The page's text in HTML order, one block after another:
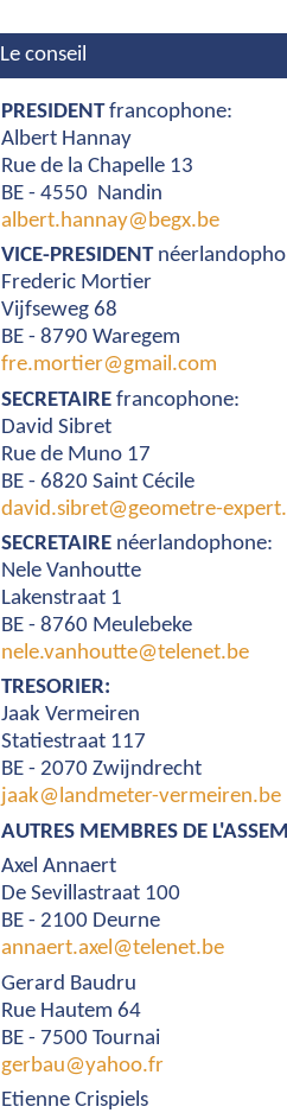
Le conseil
PRESIDENTfrancophone:
Albert Hannay
Rue de la Chapelle 13
BE - 4550 Nandin
albert.hannay@begx.be
VICE-PRESIDENT
Frederic Mortier
Vijfseweg 68
BE - 8790 Waregem
fre.mortier@gmail.com
SECRETAIRE francophone:
David Sibret
Rue de Muno 17
BE - 6820 Saint Cécile
david.sibret@geometre-
SECRETAIRE néerlandophone:
Nele Vanhoutte
Lakenstraat 1
BE - 8760 Meulebeke
nele.vanhoutte@telenet.be
TRESORIER:
Jaak Vermeiren
Statiestraat 117
BE - 2070 Zwijndrecht
jaak@landmeter-vermeiren.be
AUTRES MEMBRES DE
Axel Annaert
De Sevillastraat 100
BE - 2100 Deurne
annaert.axel@telenet.be
Gerard Baudru
Rue Hautem 64
BE - 7500 Tournai
gerbau@yahoo.fr
Etienne Crispiels